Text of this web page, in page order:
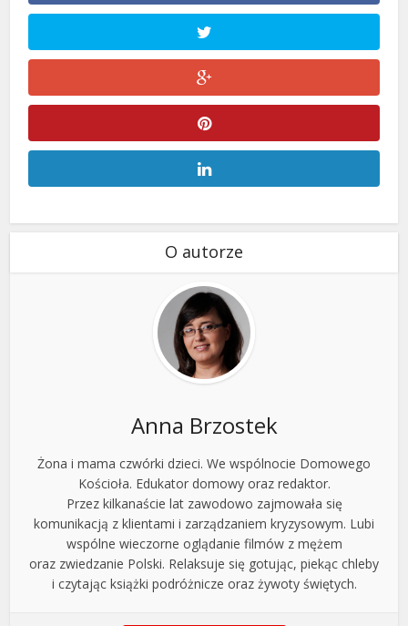
O autorze
Anna Brzostek
Żona i mama czwórki dzieci. We wspólnocie Domowego
Kościoła. Edukator domowy oraz redaktor.
Przez kilkanaście lat zawodowo zajmowała się
komunikacją z klientami i zarządzaniem kryzysowym. Lubi
wspólne wieczorne oglądanie filmów z mężem
oraz zwiedzanie Polski. Relaksuje się gotując, piekąc chleby
i czytając książki podróżnicze oraz żywoty świętych.